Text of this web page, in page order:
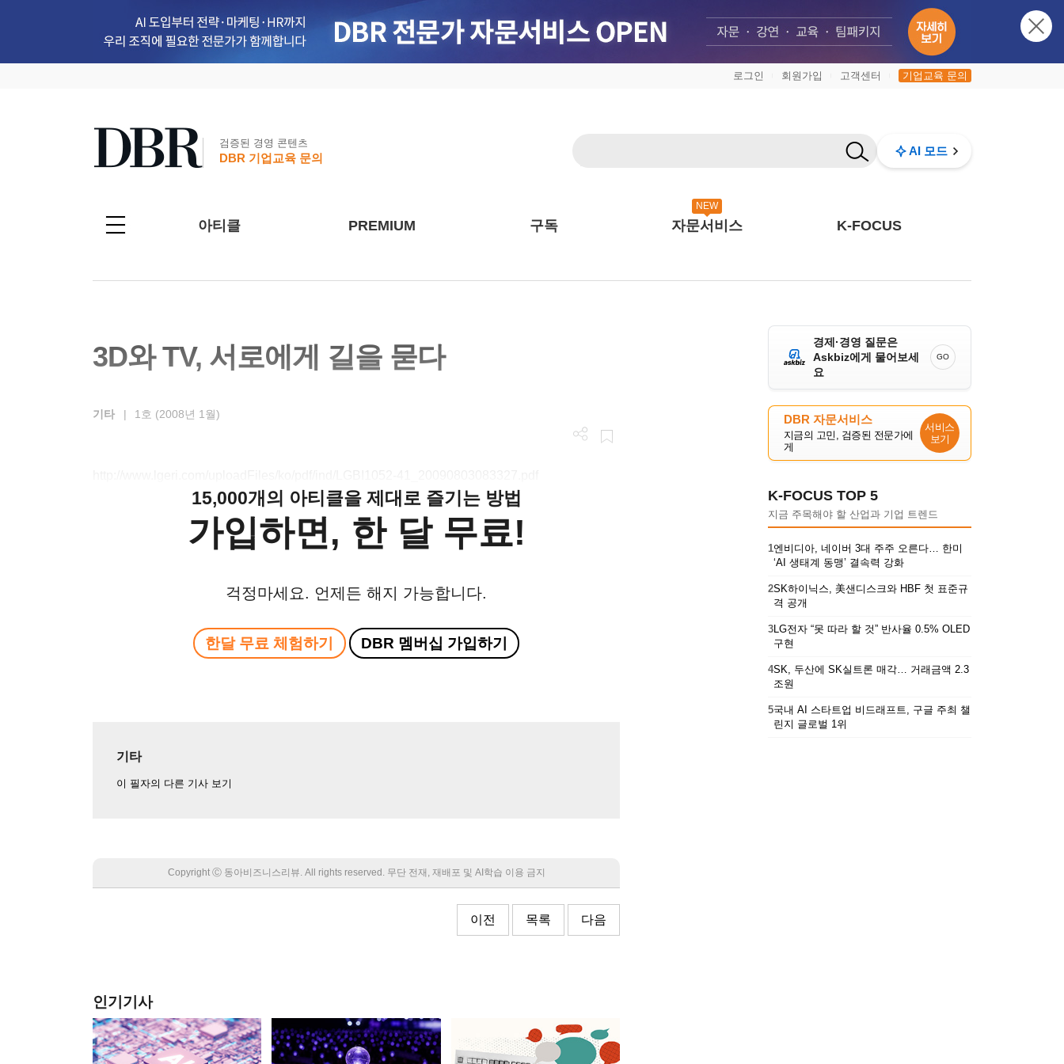
로그인 회원가입 고객센터 기업교육 문의
검증된 경영 콘텐츠
DBR 기업교육 문의
AI 모드
아티클 PREMIUM 구독
NEW
자문서비스 K-FOCUS
3D와 TV, 서로에게 길을 묻다
기타 | 1호 (2008년 1월)
15,000개의 아티클을 제대로 즐기는 방법
가입하면, 한 달 무료!
걱정마세요. 언제든 해지 가능합니다.
한달 무료 체험하기 DBR 멤버십 가입하기
기타
이 필자의 다른 기사 보기
Copyright Ⓒ 동아비즈니스리뷰. All rights reserved. 무단 전재, 재배포 및 AI학습 이용 금지
이전 목록 다음
인기기사
경제·경영 질문은
Askbiz에게 물어보세
요
GO
DBR 자문서비스
지금의 고민, 검증된 전문가에
게
서비스
보기
K-FOCUS TOP 5
지금 주목해야 할 산업과 기업 트렌드
1엔비디아, 네이버 3대 주주 오른다… 한미
‘AI 생태계 동맹’ 결속력 강화
2SK하이닉스, 美샌디스크와 HBF 첫 표준규
격 공개
3LG전자 “못 따라 할 것” 반사율 0.5% OLED
구현
4SK, 두산에 SK실트론 매각… 거래금액 2.3
조원
5국내 AI 스타트업 비드래프트, 구글 주최 챌
린지 글로벌 1위